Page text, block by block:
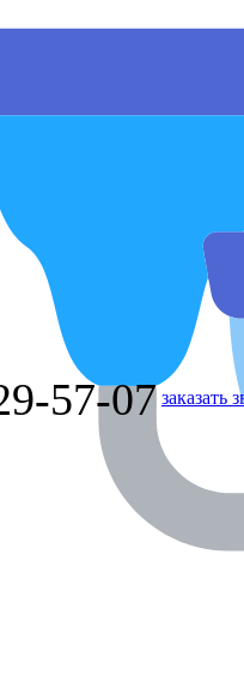
57-07 заказать